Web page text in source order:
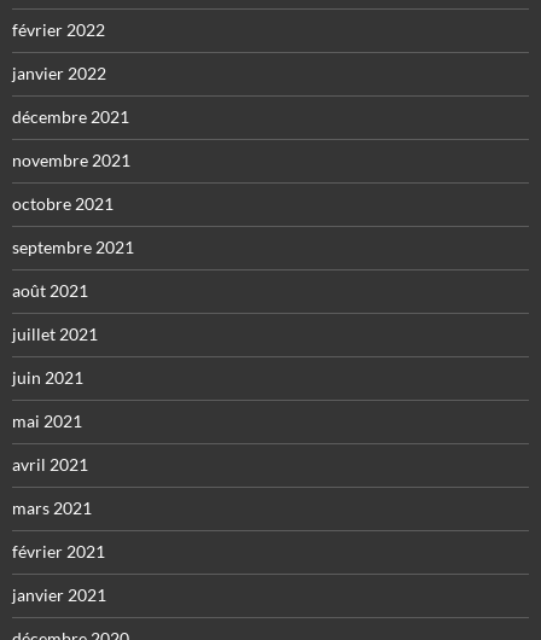
février 2022
janvier 2022
décembre 2021
novembre 2021
octobre 2021
septembre 2021
août 2021
juillet 2021
juin 2021
mai 2021
avril 2021
mars 2021
février 2021
janvier 2021